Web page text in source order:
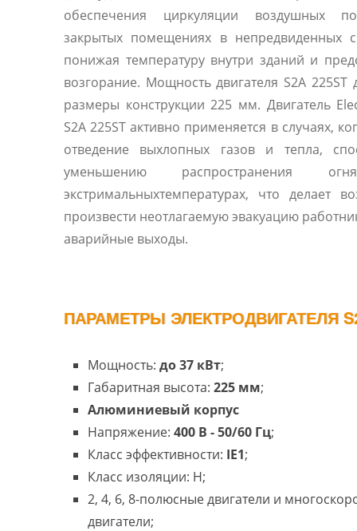
обеспечения циркуляции воздушных
закрытых помещениях в непредвиденных
понижая температуру внутри зданий и
возгорание. Мощность двигателя S2A 225ST
размеры конструкции 225 мм. Двигатель
S2A 225ST активно применяется в случаях,
отведение выхлопных газов и тепла,
уменьшению распространения
экстримальныхтемпературах, что делает
произвести неотлагаемую эвакуацию
аварийные выходы.
ПАРАМЕТРЫ ЭЛЕКТРОДВИГАТЕЛЯ
Мощность: до 37 кВт;
Габаритная высота: 225 мм;
Алюминиевый корпус
Напряжение: 400 В - 50/60 Гц;
Класс эффективности: IE1;
Класс изоляции: H;
2, 4, 6, 8-полюсные двигатели и
двигатели;